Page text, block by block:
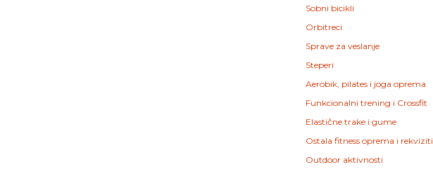
Sobni bicikli
Orbitreci
Sprave za veslanje
Steperi
Aerobik, pilates i joga oprema
Funkcionalni trening i Crossfit
Elastične trake i gume
Ostala fitness oprema i rekviziti
Outdoor aktivnosti